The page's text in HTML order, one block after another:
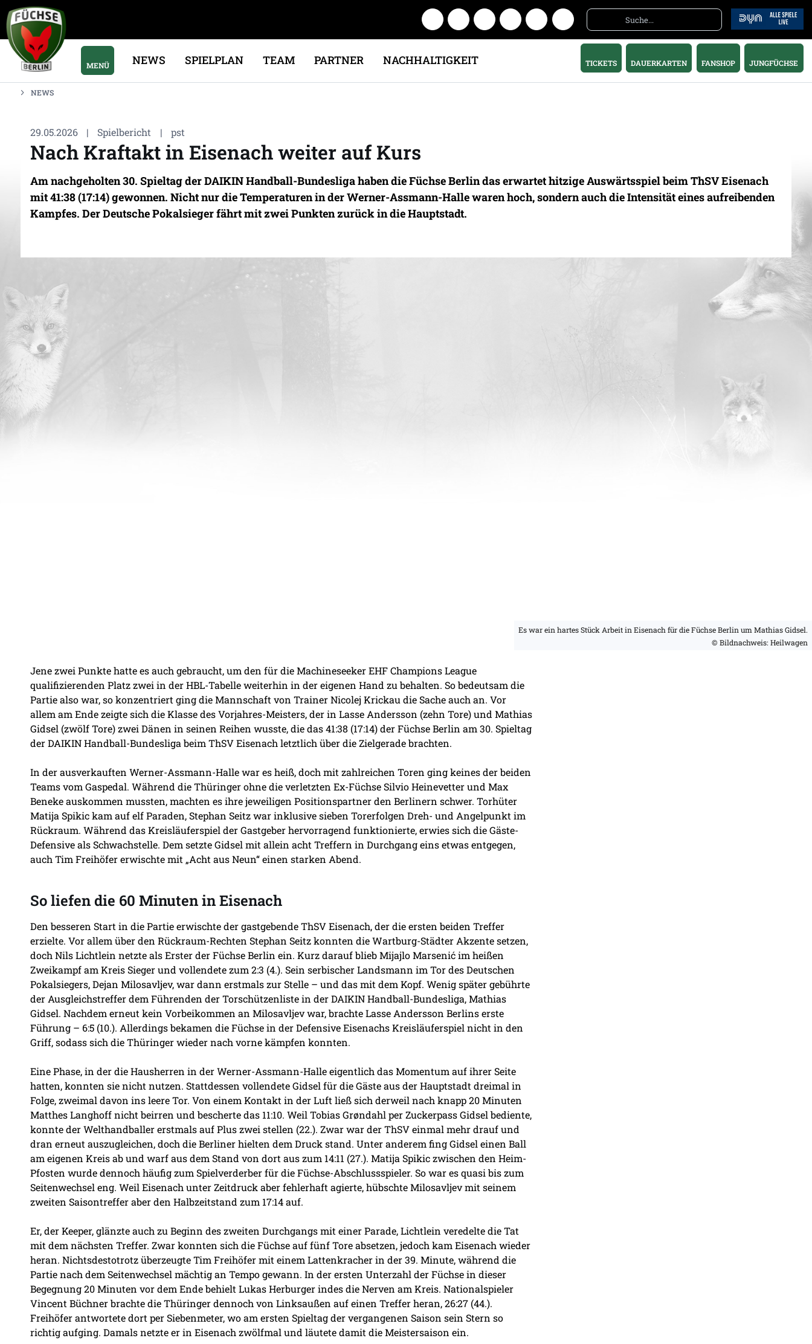
MENÜ NEWS SPIELPLAN TEAM PARTNER NACHHALTIGKEIT TICKETS DAUERKARTEN FANSHOP JUNGFÜCHSE
NEWS
29.05.2026 | Spielbericht | pst
Nach Kraftakt in Eisenach weiter auf Kurs
Am nachgeholten 30. Spieltag der DAIKIN Handball-Bundesliga haben die Füchse Berlin das erwartet hitzige Auswärtsspiel beim ThSV Eisenach
mit 41:38 (17:14) gewonnen. Nicht nur die Temperaturen in der Werner-Assmann-Halle waren hoch, sondern auch die Intensität eines aufreibenden
Kampfes. Der Deutsche Pokalsieger fährt mit zwei Punkten zurück in die Hauptstadt.
Es war ein hartes Stück Arbeit in Eisenach für die Füchse Berlin um Mathias Gidsel.
© Bildnachweis: Heilwagen
Jene zwei Punkte hatte es auch gebraucht, um den für die Machineseeker EHF Champions League
qualifizierenden Platz zwei in der HBL-Tabelle weiterhin in der eigenen Hand zu behalten. So bedeutsam die
Partie also war, so konzentriert ging die Mannschaft von Trainer Nicolej Krickau die Sache auch an. Vor
allem am Ende zeigte sich die Klasse des Vorjahres-Meisters, der in Lasse Andersson (zehn Tore) und Mathias
Gidsel (zwölf Tore) zwei Dänen in seinen Reihen wusste, die das 41:38 (17:14) der Füchse Berlin am 30. Spieltag
der DAIKIN Handball-Bundesliga beim ThSV Eisenach letztlich über die Zielgerade brachten.
In der ausverkauften Werner-Assmann-Halle war es heiß, doch mit zahlreichen Toren ging keines der beiden
Teams vom Gaspedal. Während die Thüringer ohne die verletzten Ex-Füchse Silvio Heinevetter und Max
Beneke auskommen mussten, machten es ihre jeweiligen Positionspartner den Berlinern schwer. Torhüter
Matija Spikic kam auf elf Paraden, Stephan Seitz war inklusive sieben Torerfolgen Dreh- und Angelpunkt im
Rückraum. Während das Kreisläuferspiel der Gastgeber hervorragend funktionierte, erwies sich die Gäste-
Defensive als Schwachstelle. Dem setzte Gidsel mit allein acht Treffern in Durchgang eins etwas entgegen,
auch Tim Freihöfer erwischte mit „Acht aus Neun“ einen starken Abend.
So liefen die 60 Minuten in Eisenach
Den besseren Start in die Partie erwischte der gastgebende ThSV Eisenach, der die ersten beiden Treffer
erzielte. Vor allem über den Rückraum-Rechten Stephan Seitz konnten die Wartburg-Städter Akzente setzen,
doch Nils Lichtlein netzte als Erster der Füchse Berlin ein. Kurz darauf blieb Mijajlo Marsenić im heißen
Zweikampf am Kreis Sieger und vollendete zum 2:3 (4.). Sein serbischer Landsmann im Tor des Deutschen
Pokalsiegers, Dejan Milosavljev, war dann erstmals zur Stelle – und das mit dem Kopf. Wenig später gebührte
der Ausgleichstreffer dem Führenden der Torschützenliste in der DAIKIN Handball-Bundesliga, Mathias
Gidsel. Nachdem erneut kein Vorbeikommen an Milosavljev war, brachte Lasse Andersson Berlins erste
Führung – 6:5 (10.). Allerdings bekamen die Füchse in der Defensive Eisenachs Kreisläuferspiel nicht in den
Griff, sodass sich die Thüringer wieder nach vorne kämpfen konnten.
Eine Phase, in der die Hausherren in der Werner-Assmann-Halle eigentlich das Momentum auf ihrer Seite
hatten, konnten sie nicht nutzen. Stattdessen vollendete Gidsel für die Gäste aus der Hauptstadt dreimal in
Folge, zweimal davon ins leere Tor. Von einem Kontakt in der Luft ließ sich derweil nach knapp 20 Minuten
Matthes Langhoff nicht beirren und bescherte das 11:10. Weil Tobias Grøndahl per Zuckerpass Gidsel bediente,
konnte der Welthandballer erstmals auf Plus zwei stellen (22.). Zwar war der ThSV einmal mehr drauf und
dran erneut auszugleichen, doch die Berliner hielten dem Druck stand. Unter anderem fing Gidsel einen Ball
am eigenen Kreis ab und warf aus dem Stand von dort aus zum 14:11 (27.). Matija Spikic zwischen den Heim-
Pfosten wurde dennoch häufig zum Spielverderber für die Füchse-Abschlussspieler. So war es quasi bis zum
Seitenwechsel eng. Weil Eisenach unter Zeitdruck aber fehlerhaft agierte, hübschte Milosavljev mit seinem
zweiten Saisontreffer aber den Halbzeitstand zum 17:14 auf.
Er, der Keeper, glänzte auch zu Beginn des zweiten Durchgangs mit einer Parade, Lichtlein veredelte die Tat
mit dem nächsten Treffer. Zwar konnten sich die Füchse auf fünf Tore absetzen, jedoch kam Eisenach wieder
heran. Nichtsdestotrotz überzeugte Tim Freihöfer mit einem Lattenkracher in der 39. Minute, während die
Partie nach dem Seitenwechsel mächtig an Tempo gewann. In der ersten Unterzahl der Füchse in dieser
Begegnung 20 Minuten vor dem Ende behielt Lukas Herburger indes die Nerven am Kreis. Nationalspieler
Vincent Büchner brachte die Thüringer dennoch von Linksaußen auf einen Treffer heran, 26:27 (44.).
Freihöfer antwortete dort per Siebenmeter, wo am ersten Spieltag der vergangenen Saison sein Stern so
richtig aufging. Damals netzte er in Eisenach zwölfmal und läutete damit die Meistersaison ein.